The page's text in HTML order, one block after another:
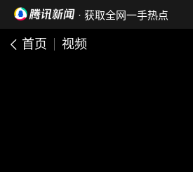
· 获取全网一手热点
首页 视频